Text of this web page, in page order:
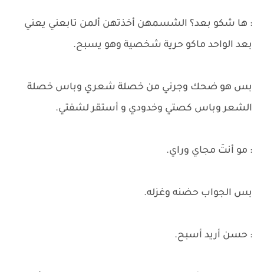
: ها شكو بعد؟ الشسمهن أخذتهن ألمن تابعني يعني
بعد الواحد ماكو حرية شخصية وهو يسبح.
بس هو ضحك وجرني من خصلة شعري وباس خصلة
الشعر وباس كصتي وخدودي و أستقر لشفتي.
: مو أنتَ مجاي وراي.
بس الجواب حضنه وغزله.
: حسن أريد أسبح.